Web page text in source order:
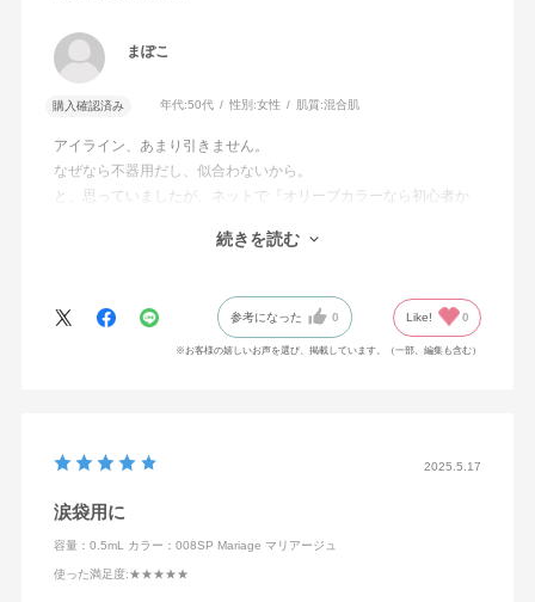
まぽこ
購入確認済み 年代:50代 性別:女性 肌質:混合肌
アイライン、あまり引きません。
なぜなら不器用だし、似合わないから。
と、思っていましたが、ネットで『オリーブカラーなら初心者か
あら不思議。キツイ目元にならず、ふんわり優しいパッチリ目
スルリと描けて、落ちにくい。
素晴らしい！
愛用の品になりそうです。
続きを読む
参考になった 0 Like! 0
※お客様の嬉しいお声を選び、掲載しています。（一部、編集も含む）
2025.5.17
涙袋用に
容量：0.5mL カラー：008SP Mariage マリアージュ
使った満足度:★★★★★